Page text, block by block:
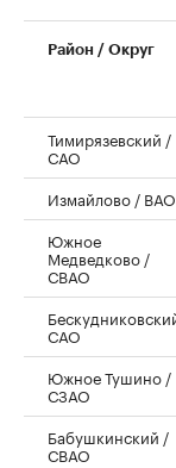
Район / Округ
Тимирязевский /
САО
Измайлово / ВАО
Южное
Медведково /
СВАО
САО
Южное Тушино /
СЗАО
Бабушкинский /
СВАО